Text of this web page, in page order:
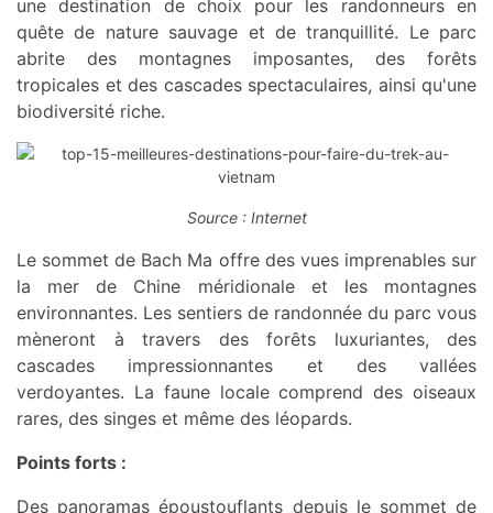
une destination de choix pour les randonneurs en
quête de nature sauvage et de tranquillité. Le parc
abrite des montagnes imposantes, des forêts
tropicales et des cascades spectaculaires, ainsi qu'une
biodiversité riche.
Source : Internet
Le sommet de Bach Ma offre des vues imprenables sur
la mer de Chine méridionale et les montagnes
environnantes. Les sentiers de randonnée du parc vous
mèneront à travers des forêts luxuriantes, des
cascades impressionnantes et des vallées
verdoyantes. La faune locale comprend des oiseaux
rares, des singes et même des léopards.
Points forts :
Des panoramas époustouflants depuis le sommet de